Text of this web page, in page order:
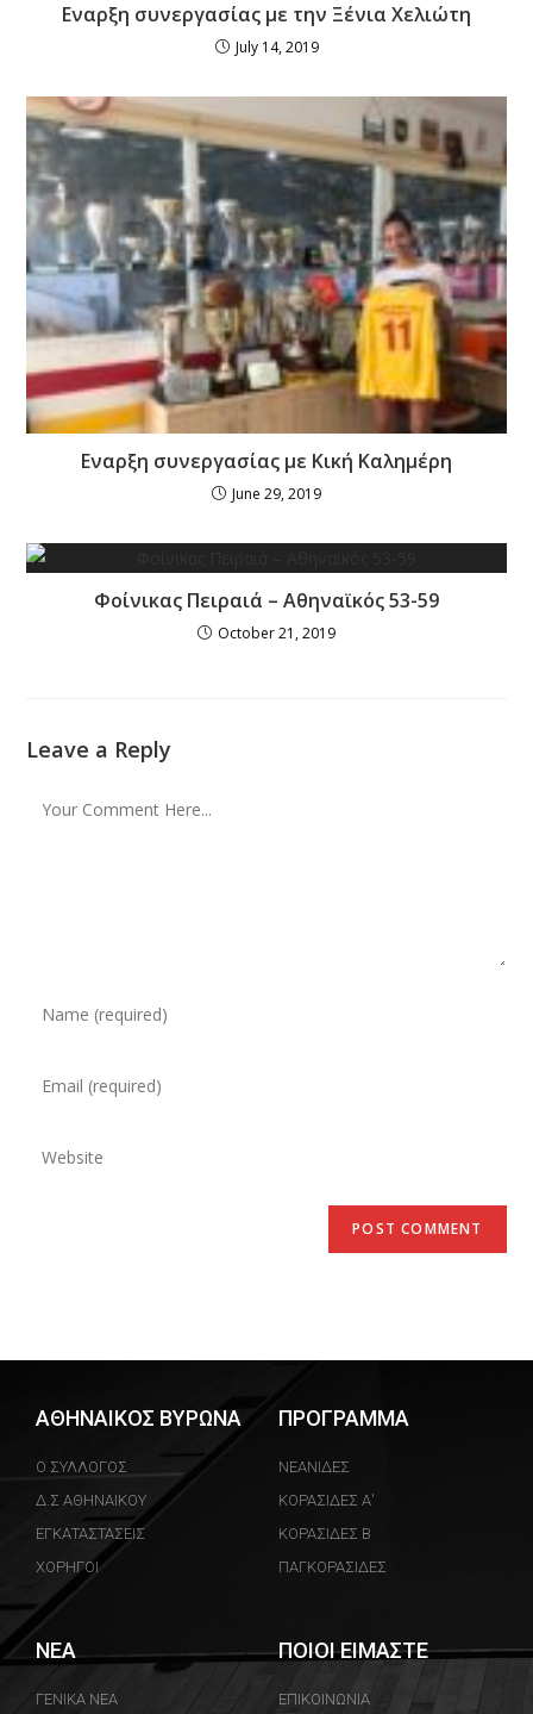
Εναρξη συνεργασίας με την Ξένια Χελιώτη
July 14, 2019
Εναρξη συνεργασίας με Κική Καλημέρη
June 29, 2019
Φοίνικας Πειραιά – Αθηναϊκός 53-59
October 21, 2019
Leave a Reply
ΑΘΗΝΑΙΚΟΣ ΒΥΡΩΝΑ
Ο ΣΥΛΛΟΓΟΣ
Δ.Σ ΑΘΗΝΑΙΚΟΥ
ΕΓΚΑΤΑΣΤΑΣΕΙΣ
ΧΟΡΗΓΟΙ
ΠΡΟΓΡΑΜΜΑ
ΝΕΑΝΙΔΕΣ
ΚΟΡΑΣΙΔΕΣ Α'
ΚΟΡΑΣΙΔΕΣ Β
ΠΑΓΚΟΡΑΣΙΔΕΣ
ΝΕΑ
ΓΕΝΙΚΑ ΝΕΑ
ΠΟΙΟΙ ΕΙΜΑΣΤΕ
ΕΠΙΚΟΙΝΩΝΙΑ